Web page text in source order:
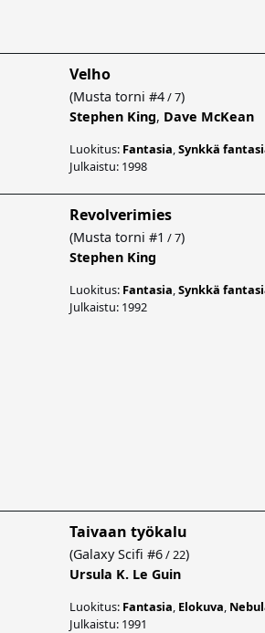
Velho
(Musta torni #4/ 7)
Stephen King, Dave McKean
Luokitus: Fantasia,Synkkä
Julkaistu: 1998
Revolverimies
(Musta torni #1 / 7)
Stephen King
Luokitus: Fantasia,Synkkä
Julkaistu: 1992
Taivaan työkalu
(Galaxy Scifi #6/ 22)
Ursula K. Le Guin
Luokitus: Fantasia, Elokuva,
Julkaistu: 1991